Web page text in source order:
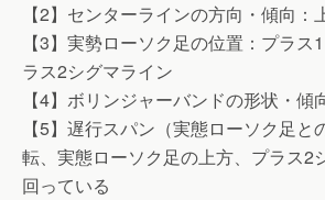
【2】センターラインの方向・傾向：
【3】実勢ローソク足の位置：プラ
ラス2シグマライン
【4】ボリンジャーバンドの形状・傾
【5】遅行スパン（実態ローソク足と
転、実態ローソク足の上方、プラス2
回っている